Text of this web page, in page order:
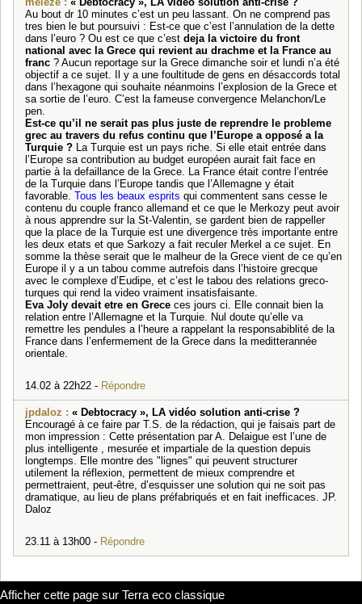
Au bout dr 10 minutes c’est un peu lassant. On ne comprend pas
tres bien le but poursuivi : Est-ce que c’est l’annulation de la dette
dans l’euro ? Ou est ce que c’est deja la victoire du front
national avec la Grece qui revient au drachme et la France au
franc ? Aucun reportage sur la Grece dimanche soir et lundi n’a été
objectif a ce sujet. Il y a une foultitude de gens en désaccords total
dans l’hexagone qui souhaite néanmoins l’explosion de la Grece et
sa sortie de l’euro. C’est la fameuse convergence Melanchon/Le
pen.
Est-ce qu’il ne serait pas plus juste de reprendre le probleme
grec au travers du refus continu que l’Europe a opposé a la
Turquie ? La Turquie est un pays riche. Si elle etait entrée dans
l’Europe sa contribution au budget européen aurait fait face en
partie à la defaillance de la Grece. La France était contre l’entrée
de la Turquie dans l’Europe tandis que l’Allemagne y était
favorable. Tous les beaux esprits qui commentent sans cesse le
contenu du couple franco allemand et ce que le Merkozy peut avoir
à nous apprendre sur la St-Valentin, se gardent bien de rappeller
que la place de la Turquie est une divergence très importante entre
les deux etats et que Sarkozy a fait reculer Merkel a ce sujet. En
somme la thèse serait que le malheur de la Grece vient de ce qu’en
Europe il y a un tabou comme autrefois dans l’histoire grecque
avec le complexe d’Eudipe, et c’est le tabou des relations greco-
turques qui rend la video vraiment insatisfaisante.
Eva Joly devait etre en Grece ces jours ci. Elle connait bien la
relation entre l’Allemagne et la Turquie. Nul doute qu’elle va
remettre les pendules a l’heure a rappelant la responsabiblité de la
France dans l’enfermement de la Grece dans la meditterannée
orientale.
14.02 à 22h22 - Répondre
jpdaloz : « Debtocracy », LA vidéo solution anti-crise ?
Encouragé à ce faire par T.S. de la rédaction, qui je faisais part de
mon impression : Cette présentation par A. Delaigue est l’une de
plus intelligente , mesurée et impartiale de la question depuis
longtemps. Elle montre des "lignes" qui peuvent structurer
utilement la réflexion, permettent de mieux comprendre et
permettraient, peut-être, d’esquisser une solution qui ne soit pas
dramatique, au lieu de plans préfabriqués et en fait inefficaces. JP.
Daloz
23.11 à 13h00 - Répondre
Afficher cette page sur Terra eco classique